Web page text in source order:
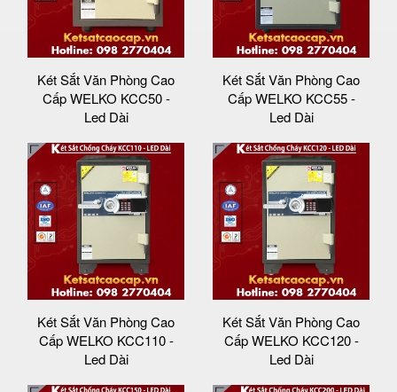
Két Sắt Văn Phòng Cao
Cấp WELKO KCC50 -
Led Dài
Két Sắt Văn Phòng Cao
Cấp WELKO KCC55 -
Led Dài
Két Sắt Văn Phòng Cao
Cấp WELKO KCC110 -
Led Dài
Két Sắt Văn Phòng Cao
Cấp WELKO KCC120 -
Led Dài